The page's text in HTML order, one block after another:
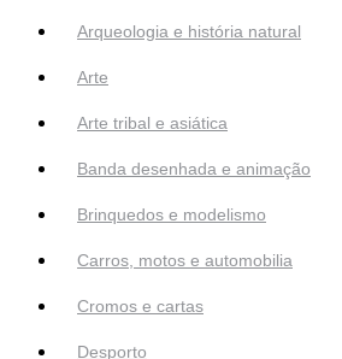
Arqueologia e história natural
Arte
Arte tribal e asiática
Banda desenhada e animação
Brinquedos e modelismo
Carros, motos e automobilia
Cromos e cartas
Desporto